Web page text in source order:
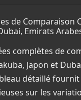
de Comparaison
Emirats
complètes de
Japon et
détaillé fournit
sur les